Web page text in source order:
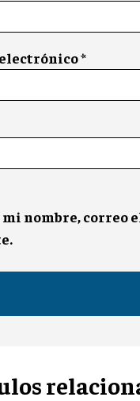
*
mi nombre, correo